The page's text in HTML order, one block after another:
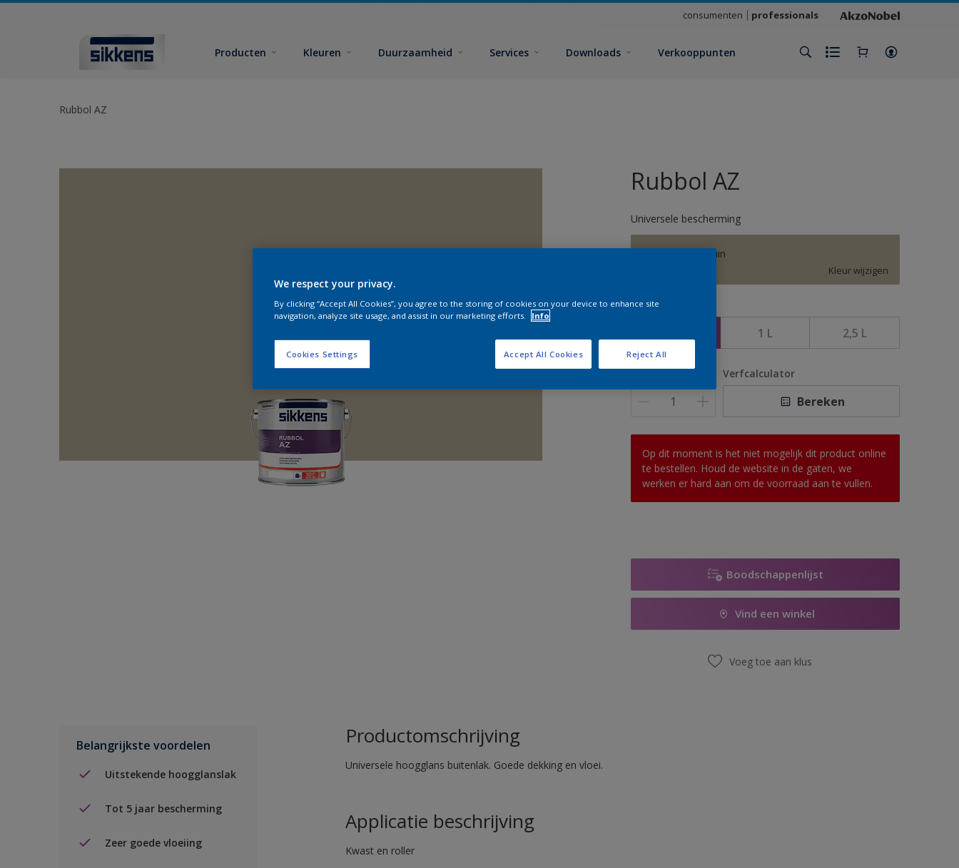
consumenten professionals
Producten Kleuren Duurzaamheid Services Downloads Verkooppunten
Rubbol AZ
Rubbol AZ
Universele bescherming
RIJKS zacht bruin
Kleur wijzigen
Grootte
1 L 2,5 L
Aantal Verfcalculator
Bereken
Op dit moment is het niet mogelijk dit product online
te bestellen. Houd de website in de gaten, we
werken er hard aan om de voorraad aan te vullen.
Boodschappenlijst
Vind een winkel
Voeg toe aan klus
Belangrijkste voordelen
Uitstekende hoogglanslak
Tot 5 jaar bescherming
Zeer goede vloeiing
Productomschrijving
Universele hoogglans buitenlak. Goede dekking en vloei.
Applicatie beschrijving
Kwast en roller
We respect your privacy.
By clicking “Accept All Cookies”, you agree to the storing of cookies on your device to enhance site
navigation, analyze site usage, and assist in our marketing efforts.
Info
Cookies Settings Reject All
Accept All Cookies